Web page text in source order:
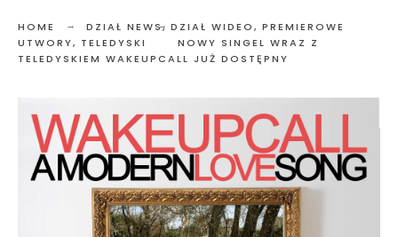
HOME DZIAŁ NEWS, DZIAŁ WIDEO, PREMIEROWE
UTWORY, TELEDYSKI
NOWY SINGEL WRAZ Z
TELEDYSKIEM WAKEUPCALL JUŻ DOSTĘPNY